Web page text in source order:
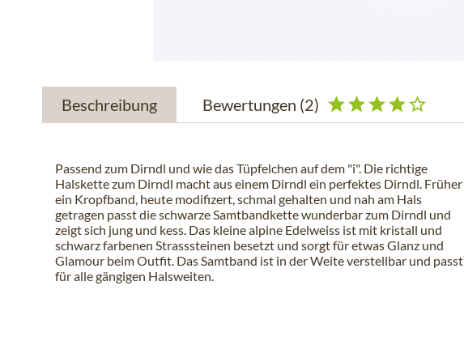
Beschreibung Bewertungen (2)
Passend zum Dirndl und wie das Tüpfelchen auf dem "i". Die richtige
Halskette zum Dirndl macht aus einem Dirndl ein perfektes Dirndl. Früher
ein Kropfband, heute modifizert, schmal gehalten und nah am Hals
getragen passt die schwarze Samtbandkette wunderbar zum Dirndl und
zeigt sich jung und kess. Das kleine alpine Edelweiss ist mit kristall und
schwarz farbenen Strasssteinen besetzt und sorgt für etwas Glanz und
Glamour beim Outfit. Das Samtband ist in der Weite verstellbar und passt
für alle gängigen Halsweiten.